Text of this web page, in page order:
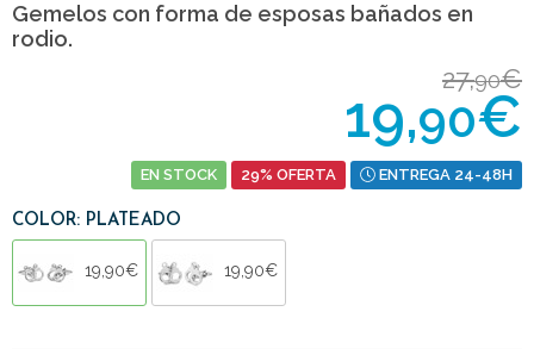
Gemelos con forma de esposas bañados en
rodio.
27,90€
19,90€
EN STOCK 29% OFERTA ENTREGA 24-48H
COLOR: PLATEADO
19,90€ 19,90€